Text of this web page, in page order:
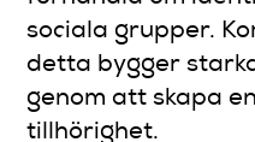
sociala grupper.
detta bygger
genom att skapa
tillhörighet.